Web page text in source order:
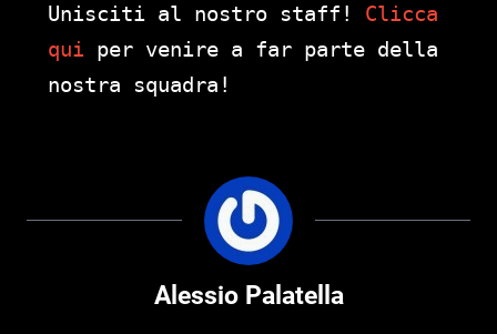
Unisciti al nostro staff! Clicca
qui per venire a far parte della
nostra squadra!
Alessio Palatella